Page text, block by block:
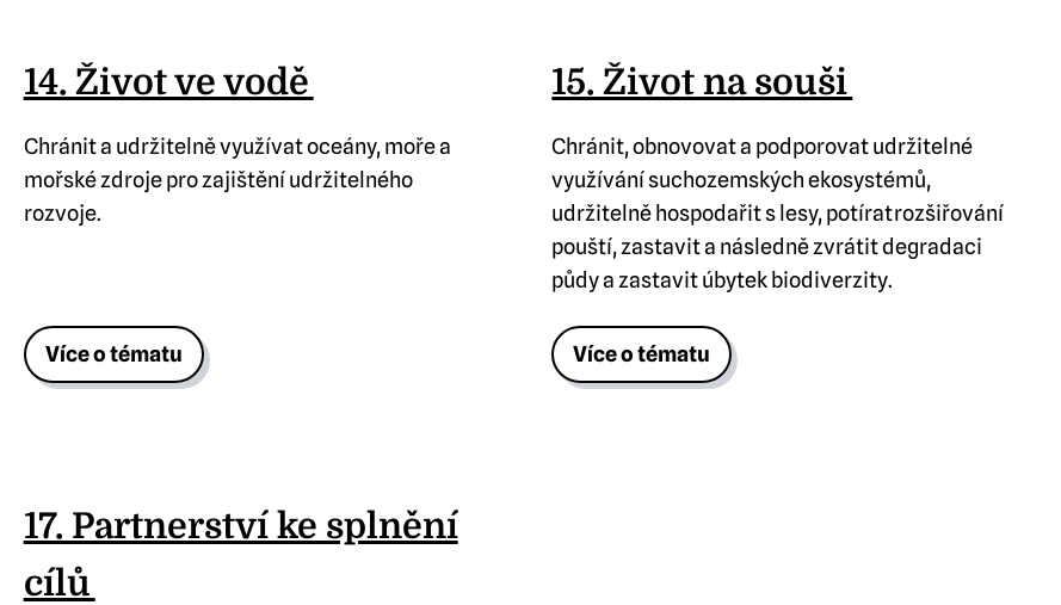
14. Život ve vodě
Chránit a udržitelně využívat oceány, moře a
mořské zdroje pro zajištění udržitelného
rozvoje.
Více o tématu
15. Život na souši
Chránit, obnovovat a podporovat udržitelné
využívání suchozemských ekosystémů,
udržitelně hospodařit s lesy, potírat rozšiřování
pouští, zastavit a následně zvrátit degradaci
půdy a zastavit úbytek biodiverzity.
Více o tématu
17. Partnerství ke splnění
cílů